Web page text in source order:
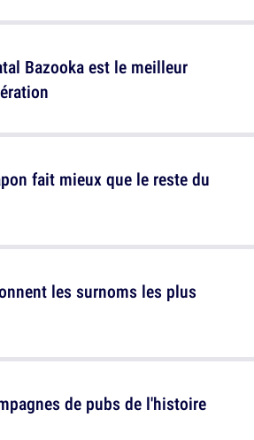
fait mieux que le reste du
de pubs de l'histoire
Bazooka est le meilleur
les surnoms les plus